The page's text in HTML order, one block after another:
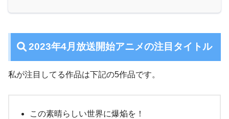
2023年4月放送開始アニメの注目タイトル
私が注目してる作品は下記の5作品です。
この素晴らしい世界に爆焔を！